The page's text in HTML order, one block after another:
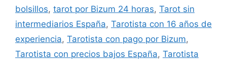
bolsillos, tarot por Bizum 24 horas, Tarot sin
intermediarios España, Tarotista con 16 años de
experiencia, Tarotista con pago por Bizum,
Tarotista con precios bajos España, Tarotista